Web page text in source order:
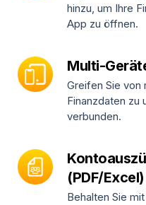
hinzu, um Ihre
App zu öffnen.
Multi-
Greifen Sie von
Finanzdaten zu
verbunden.
(PDF/Excel)
Behalten Sie